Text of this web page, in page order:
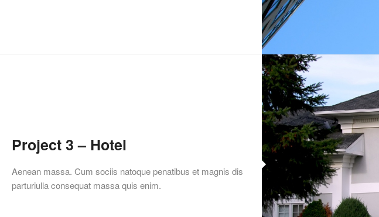
Project 3 – Hotel
Aenean massa. Cum sociis natoque penatibus et magnis dis
parturiulla consequat massa quis enim.